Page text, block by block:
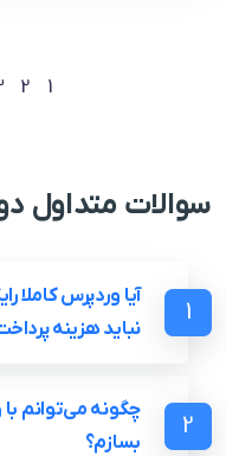
1
2
سوالات متداول
1
آیا وردپرس کاملا
نباید هزینه
2
چگونه می‌توانم
بسازم؟